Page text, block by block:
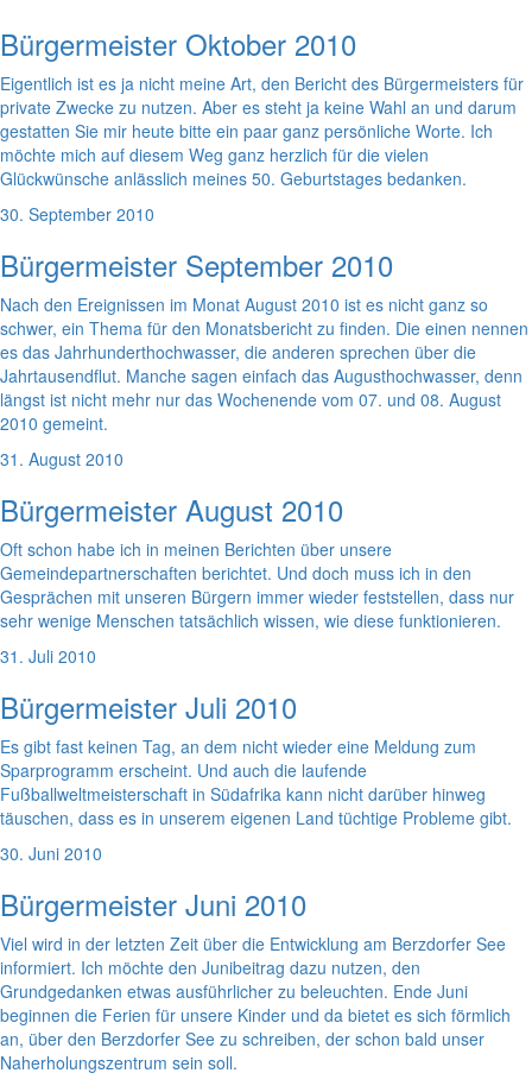
Bürgermeister Oktober 2010
Eigentlich ist es ja nicht meine Art, den Bericht des Bürgermeisters für
private Zwecke zu nutzen. Aber es steht ja keine Wahl an und darum
gestatten Sie mir heute bitte ein paar ganz persönliche Worte. Ich
möchte mich auf diesem Weg ganz herzlich für die vielen
Glückwünsche anlässlich meines 50. Geburtstages bedanken.
30. September 2010
Bürgermeister September 2010
Nach den Ereignissen im Monat August 2010 ist es nicht ganz so
schwer, ein Thema für den Monatsbericht zu finden. Die einen nennen
es das Jahrhunderthochwasser, die anderen sprechen über die
Jahrtausendflut. Manche sagen einfach das Augusthochwasser, denn
längst ist nicht mehr nur das Wochenende vom 07. und 08. August
2010 gemeint.
31. August 2010
Bürgermeister August 2010
Oft schon habe ich in meinen Berichten über unsere
Gemeindepartnerschaften berichtet. Und doch muss ich in den
Gesprächen mit unseren Bürgern immer wieder feststellen, dass nur
sehr wenige Menschen tatsächlich wissen, wie diese funktionieren.
31. Juli 2010
Bürgermeister Juli 2010
Es gibt fast keinen Tag, an dem nicht wieder eine Meldung zum
Sparprogramm erscheint. Und auch die laufende
Fußballweltmeisterschaft in Südafrika kann nicht darüber hinweg
täuschen, dass es in unserem eigenen Land tüchtige Probleme gibt.
30. Juni 2010
Bürgermeister Juni 2010
Viel wird in der letzten Zeit über die Entwicklung am Berzdorfer See
informiert. Ich möchte den Junibeitrag dazu nutzen, den
Grundgedanken etwas ausführlicher zu beleuchten. Ende Juni
beginnen die Ferien für unsere Kinder und da bietet es sich förmlich
an, über den Berzdorfer See zu schreiben, der schon bald unser
Naherholungszentrum sein soll.